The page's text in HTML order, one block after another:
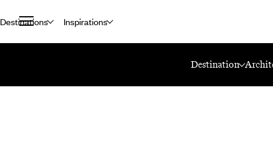
Destinations Inspirations
5 Musées Qui S’exposent Dans Des
Destination